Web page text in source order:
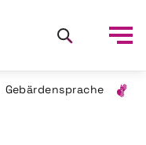
Gebärdensprache